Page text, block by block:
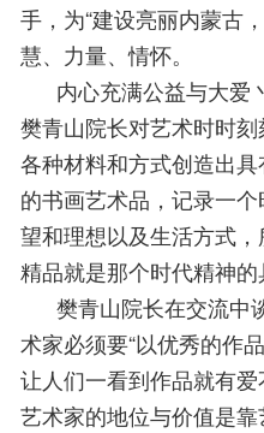
手，为“建设亮丽内蒙古
慧、力量、情怀。
樊青山院长对艺术时时
各种材料和方式创造出
的书画艺术品，记录一
望和理想以及生活方式
精品就是那个时代精神的
术家必须要“以优秀的作
让人们一看到作品就有
艺术家的地位与价值是